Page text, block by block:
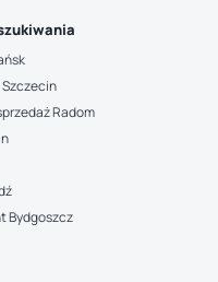
Radom
Bydgoszcz